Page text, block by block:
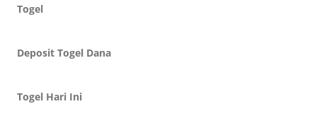
Togel
Deposit Togel Dana
Togel Hari Ini